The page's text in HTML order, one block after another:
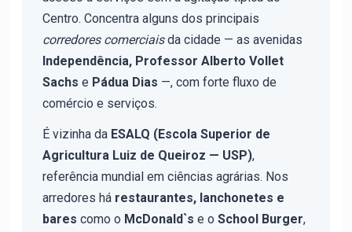
Centro. Concentra alguns dos principais
corredores comerciaisda cidade — as avenidas
Independência, Professor Alberto Vollet
Sachs e Pádua Dias —, com forte fluxo de
comércio e serviços.
É vizinha da ESALQ (Escola Superior de
Agricultura Luiz de Queiroz — USP),
referência mundial em ciências agrárias. Nos
arredores há restaurantes, lanchonetes e
bares como o McDonald`s e o School Burger,